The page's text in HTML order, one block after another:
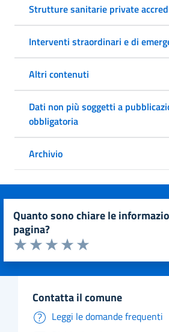
Strutture sanitarie private
Interventi straordinari e di
Altri contenuti
Dati non più soggetti a
obbligatoria
Archivio
quanto sono chiare le informazioni su questa
pagina?
Valuta da 1 a 5 stelle la pagina
Valuta 5 stelle su 5
Valuta 4 stelle su 5
Valuta 3 stelle su 5
Valuta 2 stelle su 5
Valuta 1 stelle su 5
contatta il comune
Leggi le domande frequenti